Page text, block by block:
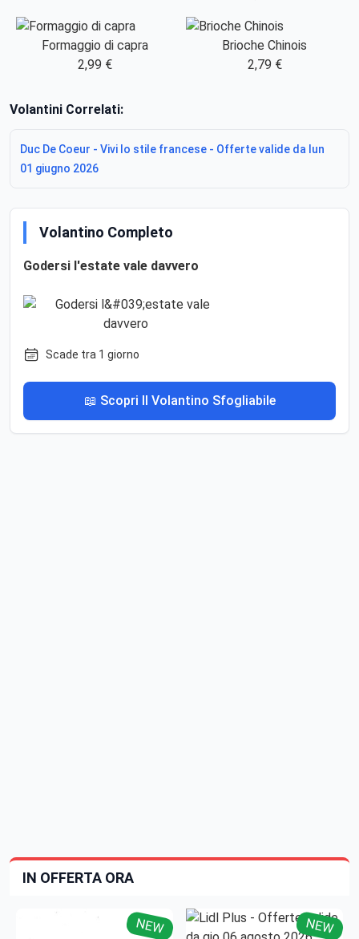
Formaggio di capra
2,99 €
Brioche Chinois
2,79 €
Volantini Correlati:
Duc De Coeur - Vivi lo stile francese - Offerte valide da lun
01 giugno 2026
Volantino Completo
Godersi l'estate vale davvero
Scade tra 1 giorno
📖 Scopri Il Volantino Sfogliabile
IN OFFERTA ORA
NEW NEW